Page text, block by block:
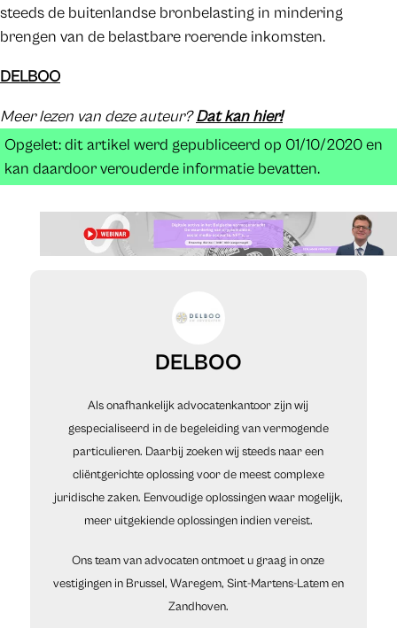
steeds de buitenlandse bronbelasting in mindering
brengen van de belastbare roerende inkomsten.
DELBOO
Meer lezen van deze auteur?Dat kan hier!
Opgelet: dit artikel werd gepubliceerd op 01/10/2020 en
kan daardoor verouderde informatie bevatten.
DELBOO
Als onafhankelijk advocatenkantoor zijn wij
gespecialiseerd in de begeleiding van vermogende
particulieren. Daarbij zoeken wij steeds naar een
cliëntgerichte oplossing voor de meest complexe
juridische zaken. Eenvoudige oplossingen waar mogelijk,
meer uitgekiende oplossingen indien vereist.
Ons team van advocaten ontmoet u graag in onze
vestigingen in Brussel, Waregem, Sint-Martens-Latem en
Zandhoven.